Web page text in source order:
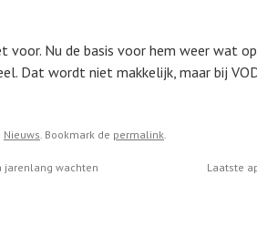
voor. Nu de basis voor hem weer wat
Dat wordt niet makkelijk, maar bij
Nieuws. Bookmark de permalink.
jarenlang wachten
Laatste